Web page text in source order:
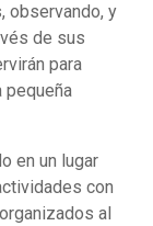
observando, y
de sus
para
pequeña
en un lugar
con
al